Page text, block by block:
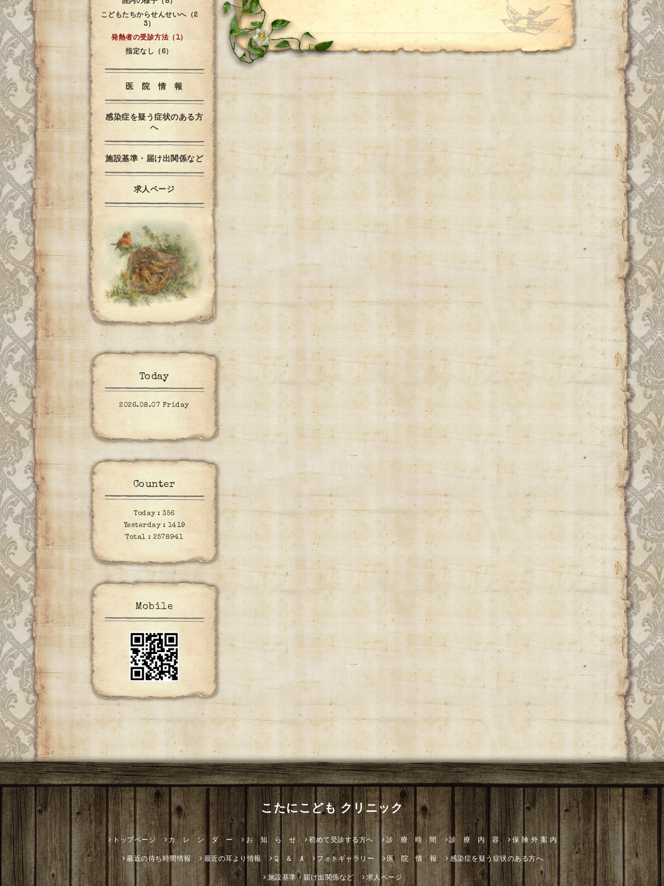
院内の様子（8）
こどもたちからせんせいへ（2
3）
発熱者の受診方法（1）
指定なし（6）
医 院 情 報
感染症を疑う症状のある方
へ
施設基準・届け出関係など
求人ページ
Today
2026.08.07 Friday
Counter
Today :356
Yesterday : 1419
Total :2578941
Mobile
こたにこども クリニック
トップページ カ レ ン ダ ー お 知 ら せ 初めて受診する方へ 診 療 時 間 診 療 内 容 保 険 外 案 内
最近の待ち時間情報 最近の耳より情報 Q ＆ A フォトギャラリー 医 院 情 報 感染症を疑う症状のある方へ
施設基準・届け出関係など 求人ページ